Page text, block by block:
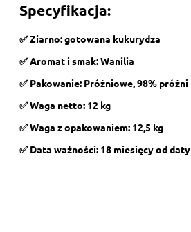
Specyfikacja:
✅ Ziarno: gotowana kukurydza
✅ Aromat i smak: Wanilia
✅ Pakowanie: Próżniowe, 98% próżni
✅ Waga netto: 12 kg
✅ Waga z opakowaniem: 12,5 kg
✅ Data ważności: 18 miesięcy od